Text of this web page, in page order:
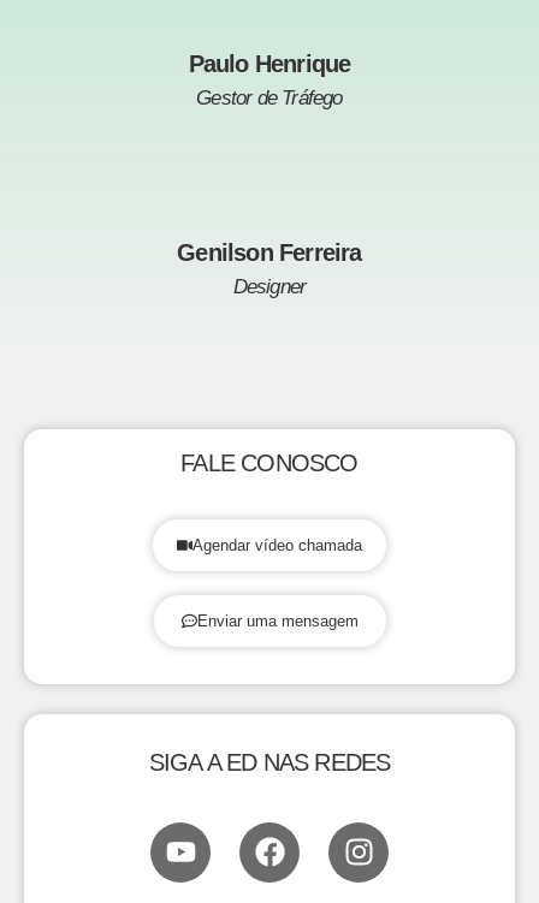
Paulo Henrique
Gestor de Tráfego
Genilson Ferreira
Designer
FALE CONOSCO
Agendar vídeo chamada
Enviar uma mensagem
SIGA A ED NAS REDES